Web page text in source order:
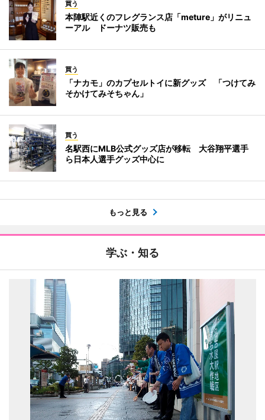
買う
本陣駅近くのフレグランス店「meture」がリニュ
ーアル ドーナツ販売も
買う
「ナカモ」のカプセルトイに新グッズ 「つけてみ
そかけてみそちゃん」
買う
名駅西にMLB公式グッズ店が移転 大谷翔平選手
ら日本人選手グッズ中心に
もっと見る
学ぶ・知る